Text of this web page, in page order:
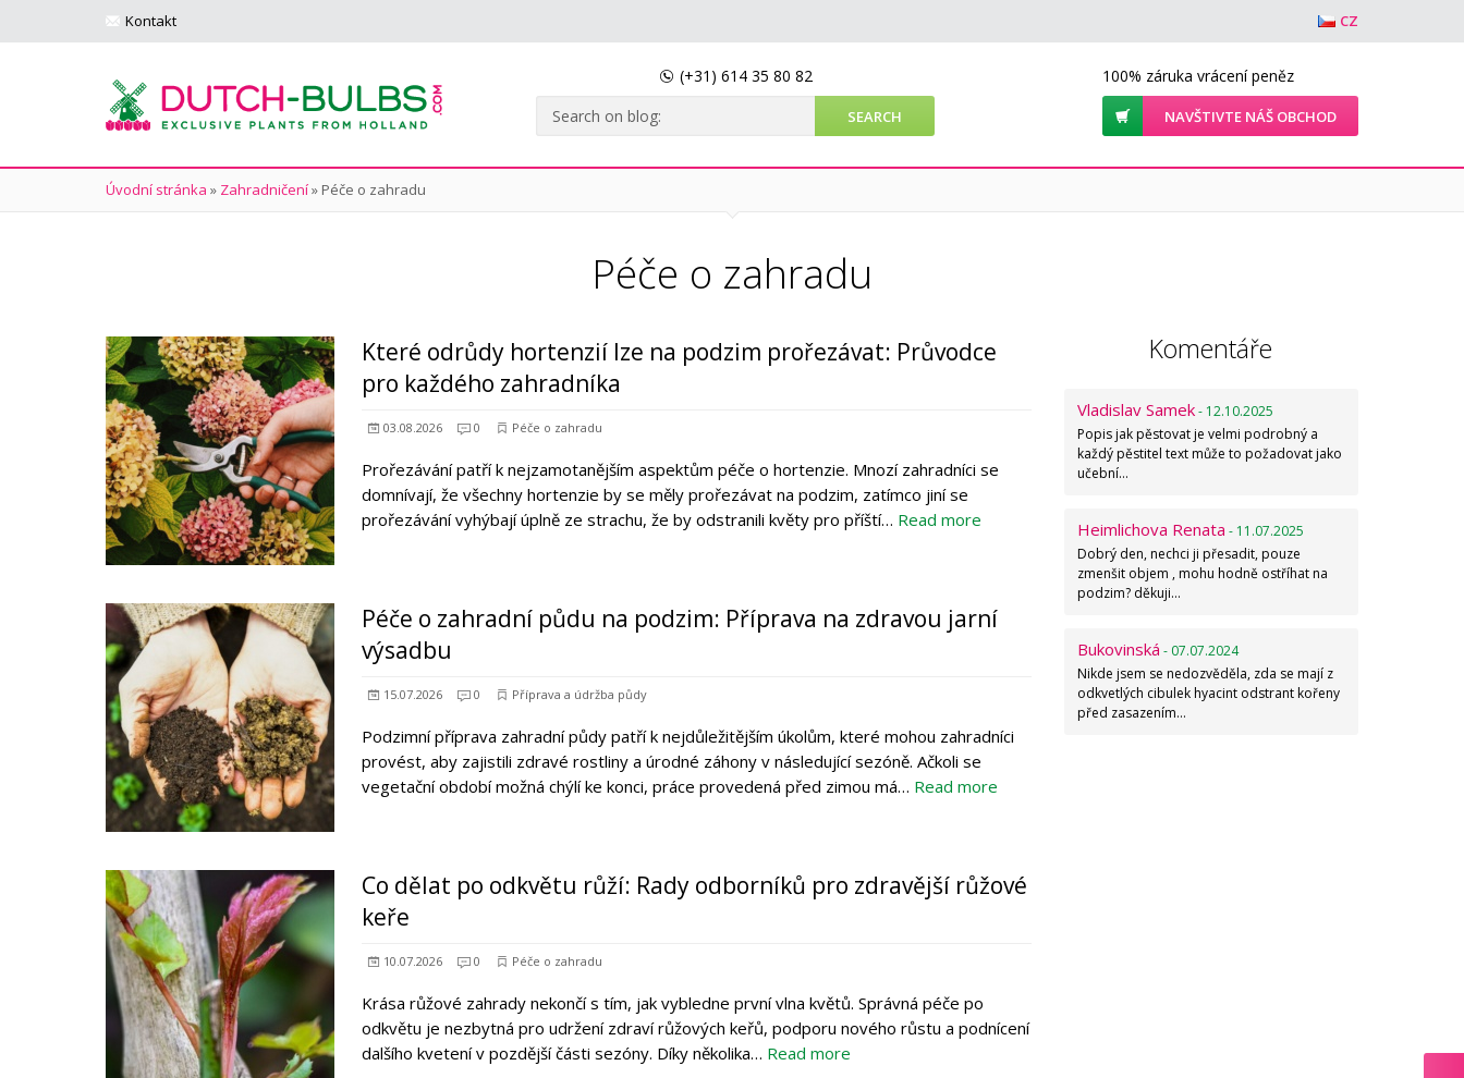
Kontakt CZ
(+31) 614 35 80 82 100% záruka vrácení peněz
NAVŠTIVTE NÁŠ OBCHOD
Úvodní stránka » Zahradničení» Péče o zahradu
Péče o zahradu
Které odrůdy hortenzií lze na podzim prořezávat: Průvodce
pro každého zahradníka
03.08.2026 0 Péče o zahradu
Prořezávání patří k nejzamotanějším aspektům péče o hortenzie. Mnozí zahradníci se
domnívají, že všechny hortenzie by se měly prořezávat na podzim, zatímco jiní se
prořezávání vyhýbají úplně ze strachu, že by odstranili květy pro příští… Read more
Péče o zahradní půdu na podzim: Příprava na zdravou jarní
výsadbu
15.07.2026 0 Příprava a údržba půdy
Podzimní příprava zahradní půdy patří k nejdůležitějším úkolům, které mohou zahradníci
provést, aby zajistili zdravé rostliny a úrodné záhony v následující sezóně. Ačkoli se
vegetační období možná chýlí ke konci, práce provedená před zimou má… Read more
Co dělat po odkvětu růží: Rady odborníků pro zdravější růžové
keře
10.07.2026 0 Péče o zahradu
Krása růžové zahrady nekončí s tím, jak vybledne první vlna květů. Správná péče po
odkvětu je nezbytná pro udržení zdraví růžových keřů, podporu nového růstu a podnícení
dalšího kvetení v pozdější části sezóny. Díky několika… Read more
Komentáře
Vladislav Samek- 12.10.2025
Popis jak pěstovat je velmi podrobný a
každý pěstitel text může to požadovat jako
učební…
Heimlichova Renata - 11.07.2025
Dobrý den, nechci ji přesadit, pouze
zmenšit objem , mohu hodně ostříhat na
podzim? děkuji…
Bukovinská - 07.07.2024
Nikde jsem se nedozvěděla, zda se mají z
odkvetlých cibulek hyacint odstrant kořeny
před zasazením…